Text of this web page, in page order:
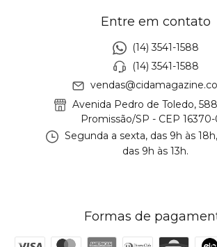
Entre em contato
(14) 3541-1588
(14) 3541-1588
Avenida Pedro de Toledo,
Promissão/SP - CEP 16370-
Segunda a sexta, das 9h às
das 9h às 13h.
Formas de